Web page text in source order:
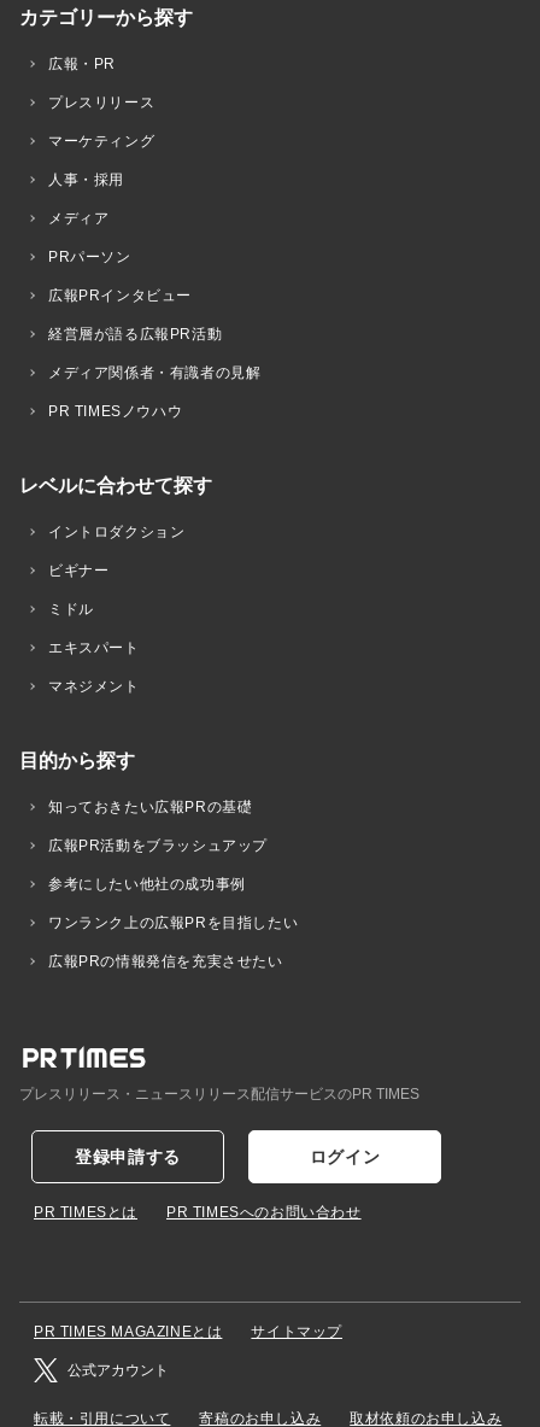
カテゴリーから探す
広報・PR
プレスリリース
マーケティング
人事・採用
メディア
PRパーソン
広報PRインタビュー
経営層が語る広報PR活動
メディア関係者・有識者の見解
PR TIMESノウハウ
レベルに合わせて探す
イントロダクション
ビギナー
ミドル
エキスパート
マネジメント
目的から探す
知っておきたい広報PRの基礎
広報PR活動をブラッシュアップ
参考にしたい他社の成功事例
ワンランク上の広報PRを目指したい
広報PRの情報発信を充実させたい
プレスリリース・ニュースリリース配信サービスのPR TIMES
登録申請する ログイン
PR TIMESとは PR TIMESへのお問い合わせ
PR TIMES MAGAZINEとは サイトマップ
公式アカウント
転載・引用について 寄稿のお申し込み 取材依頼のお申し込み